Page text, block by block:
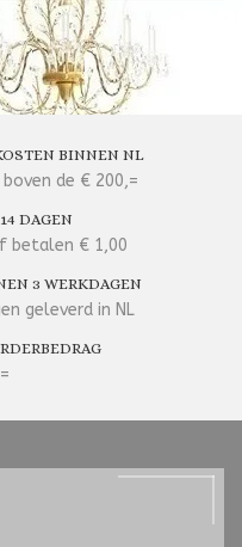
BINNEN NL
de € 200,=
DAGEN
betalen € 1,00
3 WERKDAGEN
geleverd in NL